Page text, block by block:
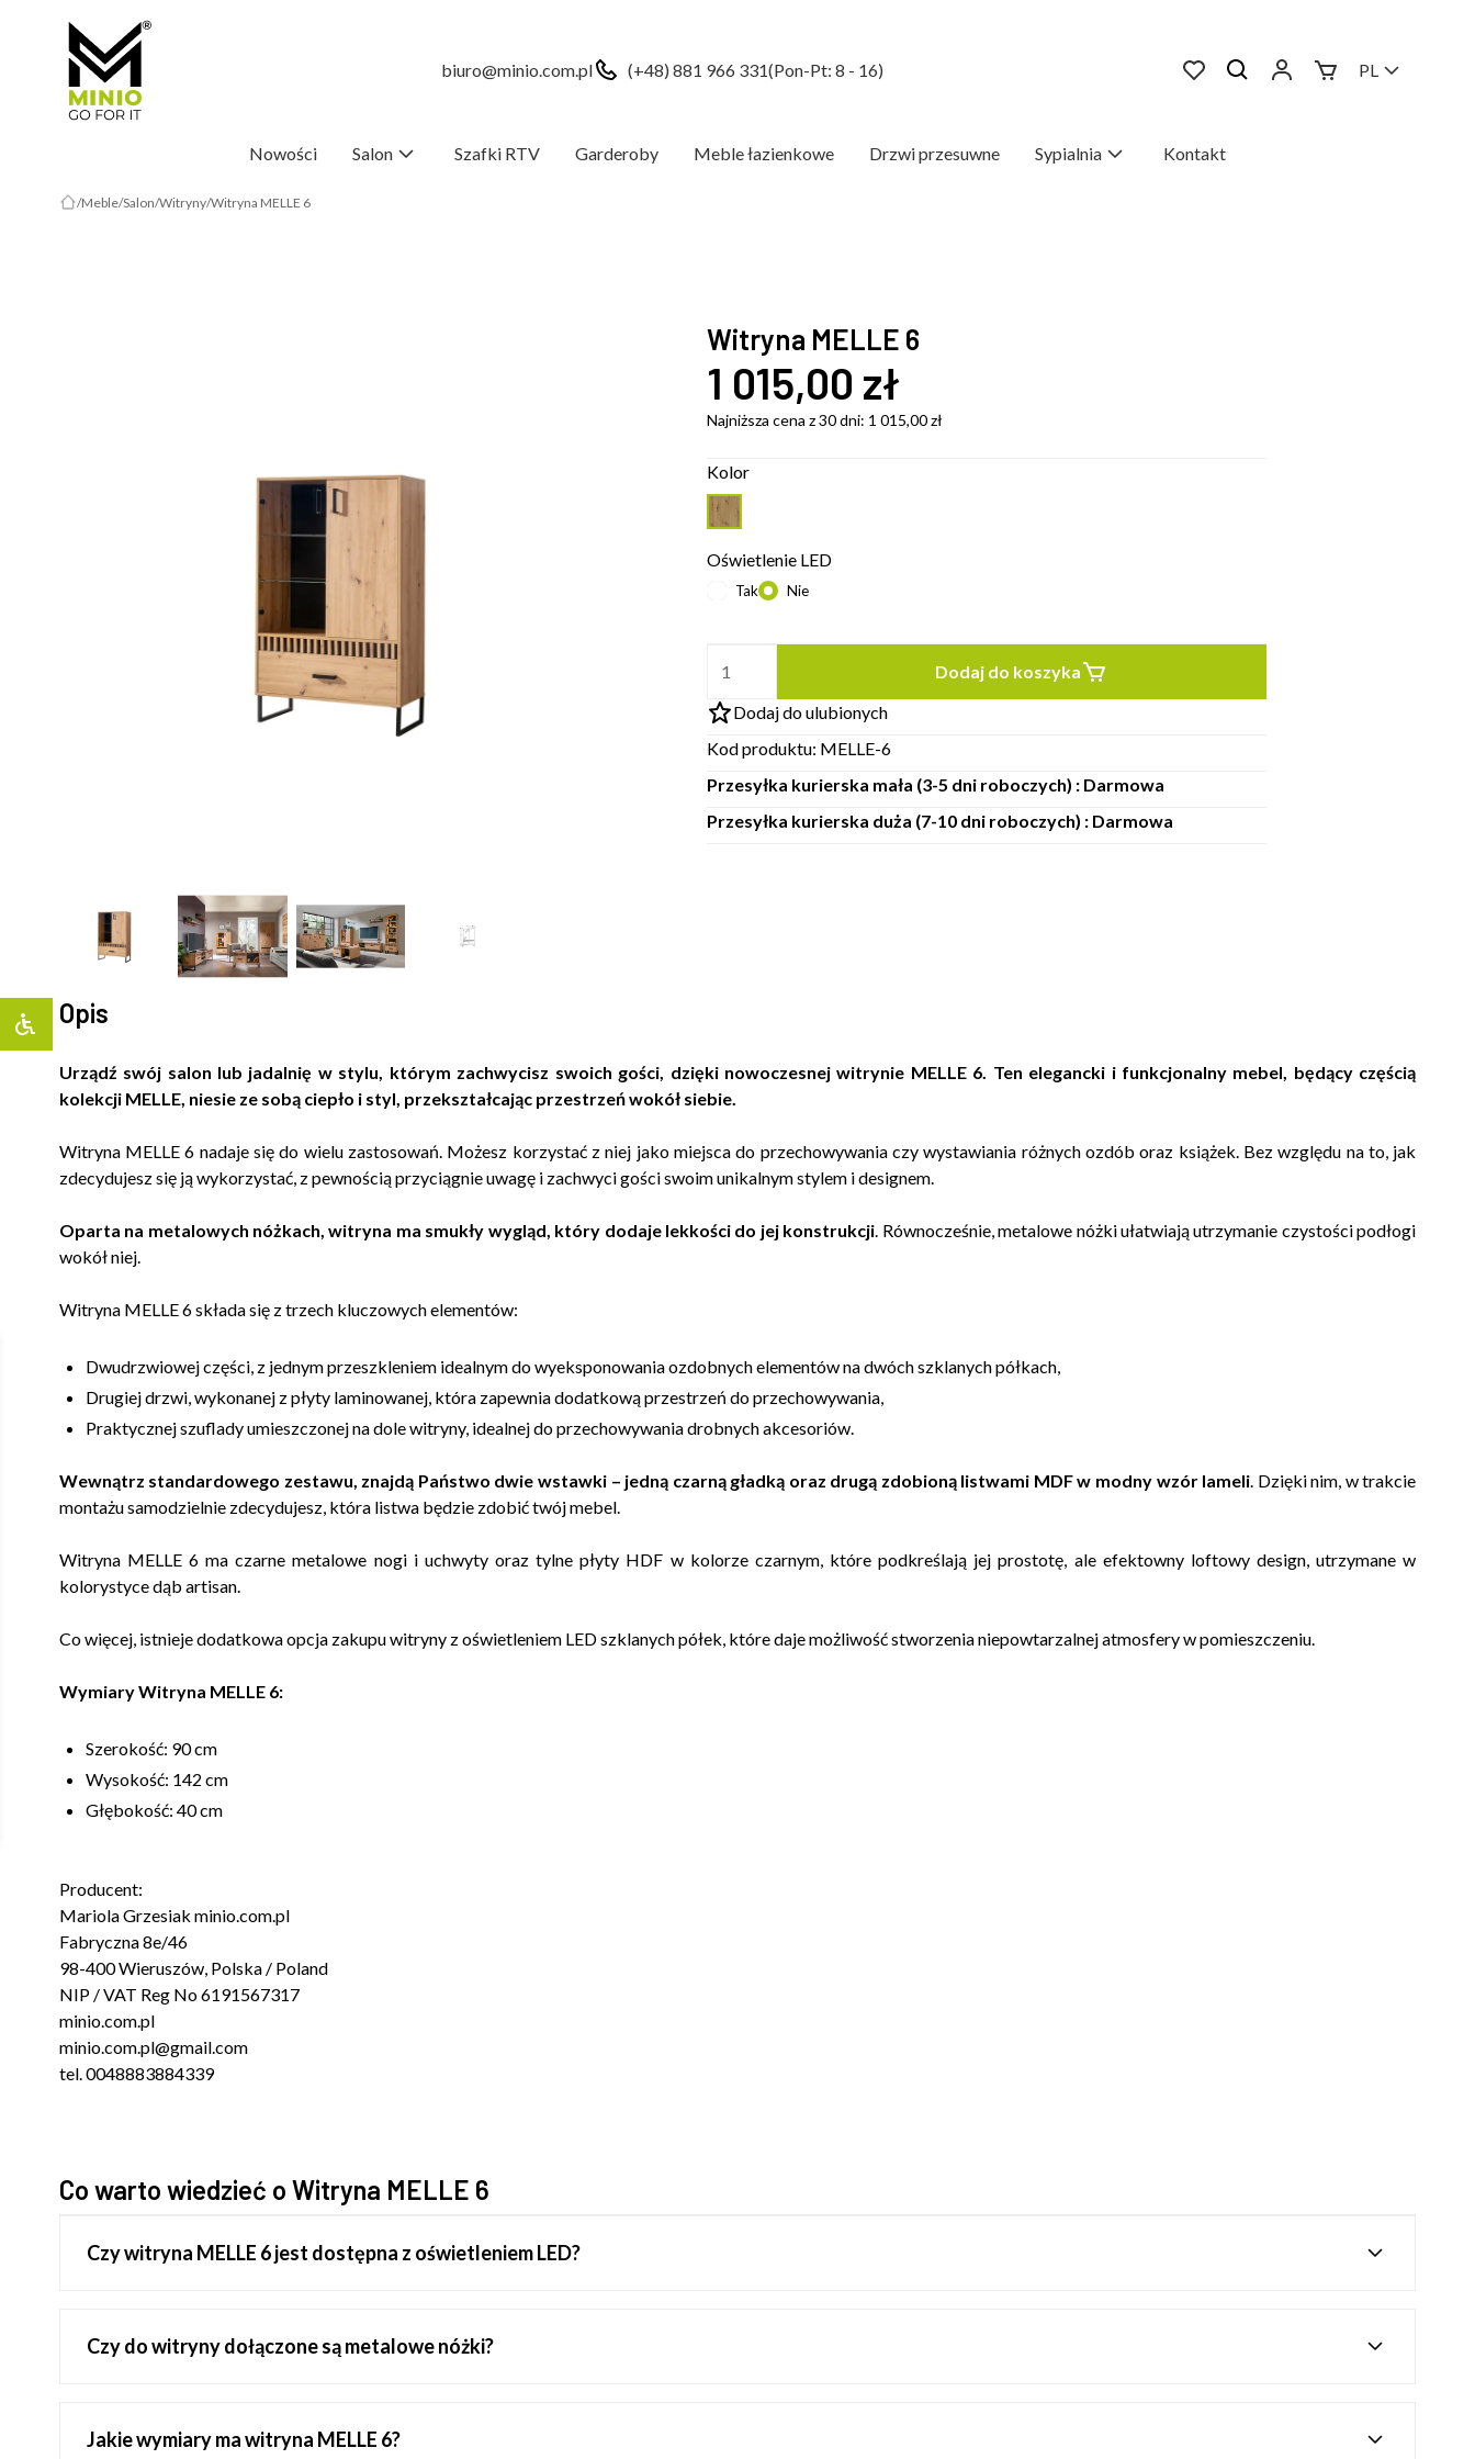
biuro@minio.com.pl (+48) 881 966 331(Pon-Pt: 8 - 16) PL
Nowości Salon Szafki RTV Garderoby Meble łazienkowe Drzwi przesuwne Sypialnia Kontakt
Meble Salon Witryny Witryna MELLE 6
Witryna MELLE 6
1 015,00 zł
Najniższa cena z 30 dni: 1 015,00zł
Kolor
Oświetlenie LED
Tak Nie
Dodaj do koszyka
Dodaj do ulubionych
Kod produktu: MELLE-6
Przesyłka kurierska mała (3-5 dni roboczych) : Darmowa
Przesyłka kurierska duża (7-10 dni roboczych) : Darmowa
Opis
Urządź swój salon lub jadalnię w stylu, którym zachwycisz swoich gości, dzięki nowoczesnej witrynie MELLE 6. Ten elegancki i funkcjonalny mebel, będący częścią
kolekcji MELLE, niesie ze sobą ciepło i styl, przekształcając przestrzeń wokół siebie.
Witryna MELLE 6 nadaje się do wielu zastosowań. Możesz korzystać z niej jako miejsca do przechowywania czy wystawiania różnych ozdób oraz książek. Bez względu na to, jak
zdecydujesz się ją wykorzystać, z pewnością przyciągnie uwagę i zachwyci gości swoim unikalnym stylem i designem.
Oparta na metalowych nóżkach, witryna ma smukły wygląd, który dodaje lekkości do jej konstrukcji. Równocześnie, metalowe nóżki ułatwiają utrzymanie czystości podłogi
wokół niej.
Witryna MELLE 6 składa się z trzech kluczowych elementów:
Dwudrzwiowej części, z jednym przeszkleniem idealnym do wyeksponowania ozdobnych elementów na dwóch szklanych półkach,
Drugiej drzwi, wykonanej z płyty laminowanej, która zapewnia dodatkową przestrzeń do przechowywania,
Praktycznej szuflady umieszczonej na dole witryny, idealnej do przechowywania drobnych akcesoriów.
Wewnątrz standardowego zestawu, znajdą Państwo dwie wstawki – jedną czarną gładką oraz drugą zdobioną listwami MDF w modny wzór lameli. Dzięki nim, w trakcie
montażu samodzielnie zdecydujesz, która listwa będzie zdobić twój mebel.
Witryna MELLE 6 ma czarne metalowe nogi i uchwyty oraz tylne płyty HDF w kolorze czarnym, które podkreślają jej prostotę, ale efektowny loftowy design, utrzymane w
kolorystyce dąb artisan.
Co więcej, istnieje dodatkowa opcja zakupu witryny z oświetleniem LED szklanych półek, które daje możliwość stworzenia niepowtarzalnej atmosfery w pomieszczeniu.
Wymiary Witryna MELLE 6:
Szerokość: 90 cm
Wysokość: 142 cm
Głębokość: 40 cm
Producent:
Mariola Grzesiak minio.com.pl
Fabryczna 8e/46
98-400 Wieruszów, Polska / Poland
NIP / VAT Reg No 6191567317
minio.com.pl
minio.com.pl@gmail.com
tel. 0048883884339
Co warto wiedzieć o Witryna MELLE 6
Czy witryna MELLE 6 jest dostępna z oświetleniem LED?
Czy do witryny dołączone są metalowe nóżki?
Jakie wymiary ma witryna MELLE 6?